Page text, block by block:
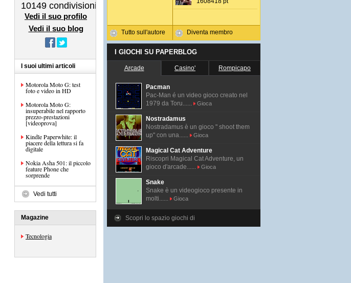
10149 condivisioni
Vedi il suo profilo
Vedi il suo blog
I suoi ultimi articoli
Motorola Moto G: test
foto e video in HD
Motorola Moto G:
insuperabile nel rapporto
prezzo-prestazioni
[videoprova]
Kindle Paperwhite: il
piacere della lettura si fa
digitale
Nokia Asha 501: il piccolo
feature Phone che
sorprende
Vedi tutti
Magazine
Tecnologia
Tutto sull'autore Diventa membro
I GIOCHI SU PAPERBLOG
Arcade Casino' Rompicapo
Pacman
Pac-Man é un video gioco creato nel
1979 da Toru......
Gioca
Nostradamus
Nostradamus è un gioco " shoot them
up" con una......
Gioca
Magical Cat Adventure
Riscopri Magical Cat Adventure, un
gioco d'arcade......
Gioca
Snake
Snake è un videogioco presente in
molti......
Gioca
Scopri lo spazio giochi di